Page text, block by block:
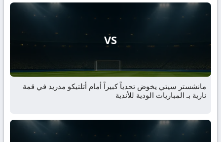
VS
مانشستر سيتي يخوض تحدياً كبيراً أمام أتلتيكو مدريد في قمة
نارية بـ المباريات الودية للأندية